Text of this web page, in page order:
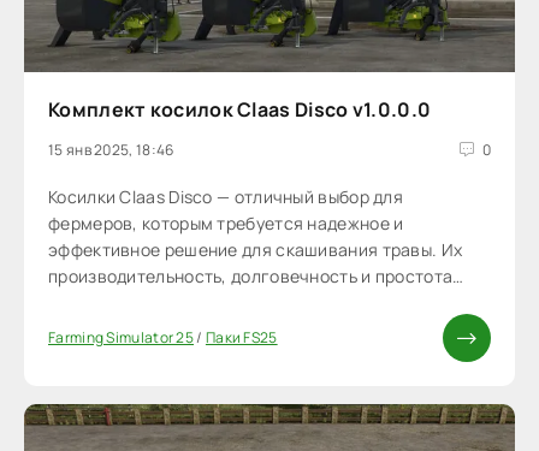
Комплект косилок Claas Disco v1.0.0.0
15 янв 2025, 18:46 0
Косилки Claas Disco — отличный выбор для
фермеров, которым требуется надежное и
эффективное решение для скашивания травы. Их
производительность, долговечность и простота
служить в различных сельскохозяйственных
Farming Simulator 25/ Паки FS25